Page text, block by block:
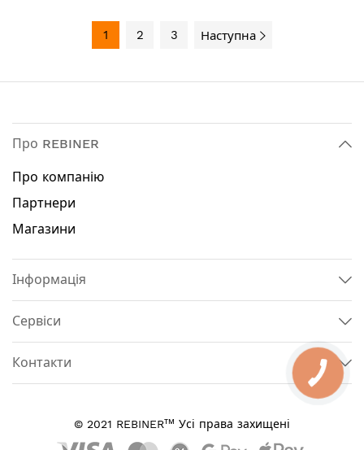
1 2 3 Наступна
Про REBINER
Про компанію
Партнери
Магазини
Інформація
Сервіси
Контакти
© 2021 REBINERтм Усі права захищені